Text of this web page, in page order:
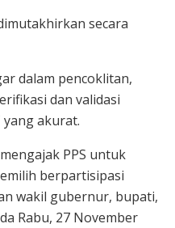
secara
dalam pencoklitan,
dan validasi
akurat.
PPS untuk
berpartisipasi
wakil gubernur, bupati,
Rabu, 27 November